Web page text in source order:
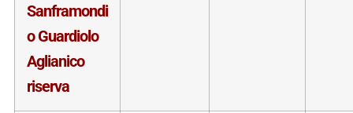
Sanframondi
o Guardiolo
Aglianico
riserva